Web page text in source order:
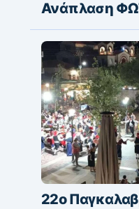
Ανάπλαση
22ο